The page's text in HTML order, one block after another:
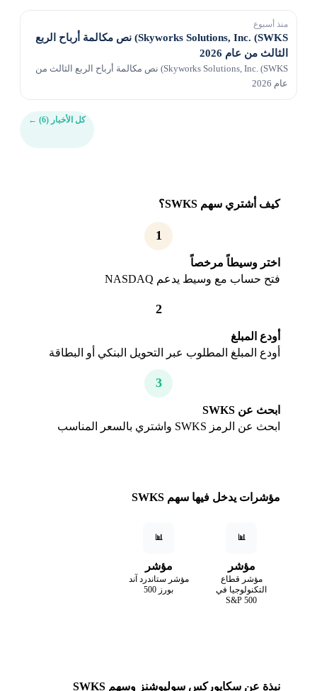
منذ أسبوع
Skyworks Solutions, Inc. (SWKS) نص مكالمة أرباح الربع
الثالث من عام 2026
Skyworks Solutions, Inc. (SWKS) نص مكالمة أرباح الربع الثالث من
عام 2026
كل الأخبار (6) ←
كيف أشتري سهم SWKS؟
1
اختر وسيطاً مرخصاً
فتح حساب مع وسيط يدعم NASDAQ
2
أودع المبلغ
أودع المبلغ المطلوب عبر التحويل البنكي أو البطاقة
3
ابحث عن SWKS
ابحث عن الرمز SWKS واشتري بالسعر المناسب
مؤشرات يدخل فيها سهم SWKS
📊
مؤشر
مؤشر قطاع
التكنولوجيا في
S&P 500
📊
مؤشر
مؤشر ستاندرد آند
بورز 500
نبذة عن سكايوركس سوليوشنز وسهم SWKS